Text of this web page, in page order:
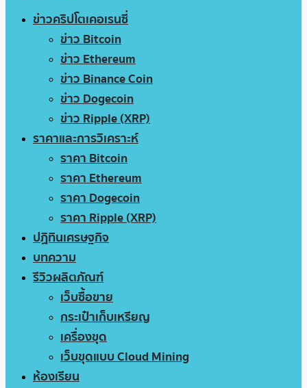
ข่าวคริปโตเคอเรนซี่
ข่าว Bitcoin
ข่าว Ethereum
ข่าว Binance Coin
ข่าว Dogecoin
ข่าว Ripple (XRP)
ราคาและการวิเคราะห์
ราคา Bitcoin
ราคา Ethereum
ราคา Dogecoin
ราคา Ripple (XRP)
ปฏิทินเศรษฐกิจ
บทความ
รีวิวผลิตภัณฑ์
เว็บซื้อขาย
กระเป๋าเก็บเหรียญ
เครื่องขุด
เว็บขุดแบบ Cloud Mining
ห้องเรียน